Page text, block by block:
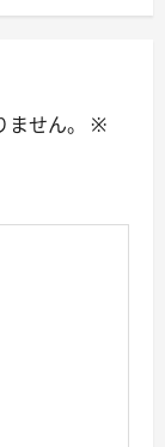
せん。
※